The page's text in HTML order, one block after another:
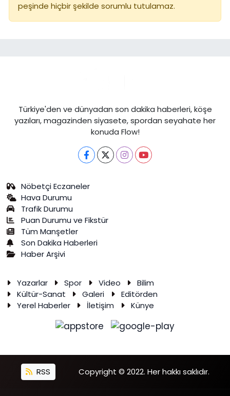
peşinde hiçbir şekilde sorumlu tutulamaz.
Türkiye'den ve dünyadan son dakika haberleri, köşe
yazıları, magazinden siyasete, spordan seyahate her
konuda Flow!
Nöbetçi Eczaneler
Hava Durumu
Trafik Durumu
Puan Durumu ve Fikstür
Tüm Manşetler
Son Dakika Haberleri
Haber Arşivi
Yazarlar Spor Video
Bilim
Kültür-Sanat
Galeri
Editörden
Yerel Haberler
İletişim Künye
RSS Copyright © 2022. Her hakkı saklıdır.